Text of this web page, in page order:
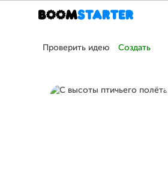
Проверить идею Создать